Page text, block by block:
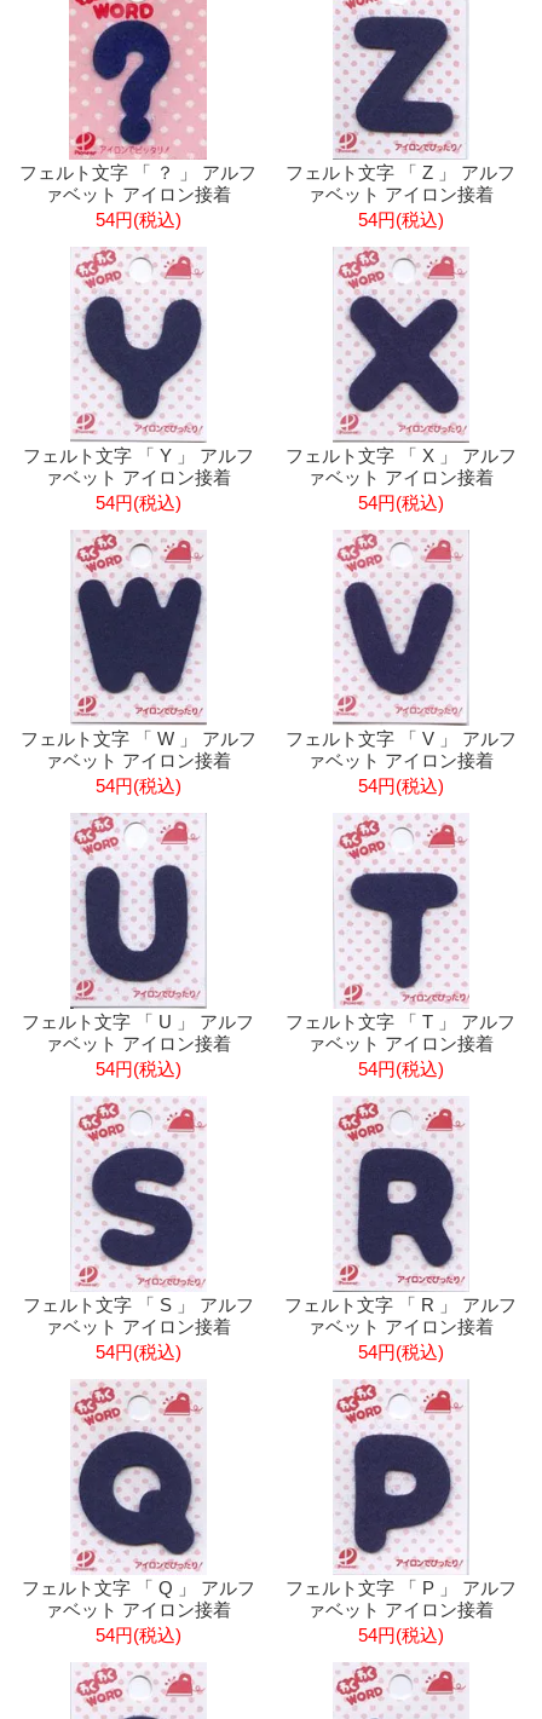
フェルト文字 「 ？ 」 アルフ
ァベット アイロン接着
54円(税込)
フェルト文字 「 Z 」 アルフ
ァベット アイロン接着
54円(税込)
フェルト文字 「 Y 」 アルフ
ァベット アイロン接着
54円(税込)
フェルト文字 「 X 」 アルフ
ァベット アイロン接着
54円(税込)
フェルト文字 「 W 」 アルフ
ァベット アイロン接着
54円(税込)
フェルト文字 「 V 」 アルフ
ァベット アイロン接着
54円(税込)
フェルト文字 「 U 」 アルフ
ァベット アイロン接着
54円(税込)
フェルト文字 「 T 」 アルフ
ァベット アイロン接着
54円(税込)
フェルト文字 「 S 」 アルフ
ァベット アイロン接着
54円(税込)
フェルト文字 「 R 」 アルフ
ァベット アイロン接着
54円(税込)
フェルト文字 「 Q 」 アルフ
ァベット アイロン接着
54円(税込)
フェルト文字 「 P 」 アルフ
ァベット アイロン接着
54円(税込)